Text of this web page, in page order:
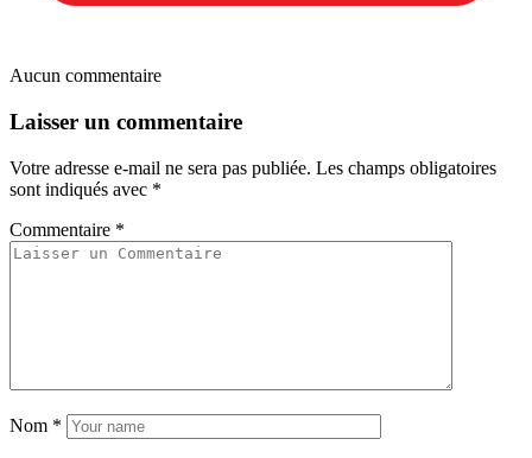
Aucun commentaire
Laisser un commentaire
Votre adresse e-mail ne sera pas publiée. Les champs obligatoires
sont indiqués avec *
Commentaire *
Nom *